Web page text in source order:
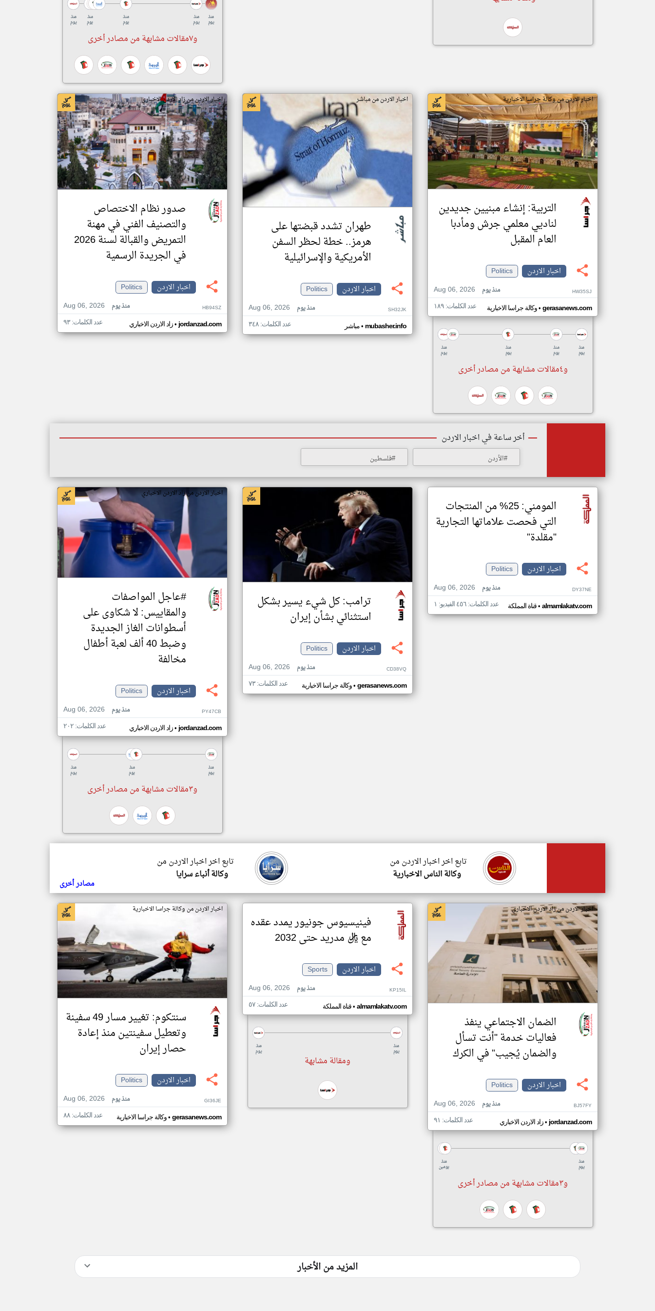
منذ
يوم
منذ
يوم
منذ
يوم
منذ
يوم
منذ
يوم
و٧مقالات مشابهة من مصادر أخرى
اخبار الاردن من وكالة جراسا الاخبارية
التربية: إنشاء مبنيين جديدين
لناديي معلمي جرش ومأدبا
العام المقبل
اخبار الاردن
Politics
Aug 06, 2026
منذ يوم HW35SJ
وكالة جراسا الاخبارية• gerasanews.com عدد الكلمات: ١٨٩
منذ
يوم
منذ
يوم
منذ
يوم
منذ
يوم
و٤مقالات مشابهة من مصادر أخرى
اخبار الاردن من مباشر
طهران تشدد قبضتها على
هرمز.. خطة لحظر السفن
الأمريكية والإسرائيلية
اخبار الاردن
Politics
Aug 06, 2026
منذ يوم SH32JK
مباشر• mubasher.info عدد الكلمات: ٣٤٨
اخبار الاردن من زاد الاردن الاخباري
صدور نظام الاختصاص
والتصنيف الفني في مهنة
التمريض والقبالة لسنة 2026
في الجريدة الرسمية
اخبار الاردن
Politics
Aug 06, 2026
منذ يوم HB94SZ
زاد الاردن الاخباري•jordanzad.com عدد الكلمات: ٩٣
أخر ساعة في اخبار الاردن
#الأردن #فلسطين
المومني: 25% من المنتجات
التي فحصت علاماتها التجارية
"مقلدة"
اخبار الاردن
Politics
Aug 06, 2026
منذ يوم DY37NE
قناة المملكة• almamlakatv.com عدد الكلمات: ٤٥٦ الفيديو: ١
اخبار الاردن من وكالة جراسا الاخبارية
ترامب: كل شيء يسير بشكل
استثنائي بشأن إيران
اخبار الاردن
Politics
Aug 06, 2026
منذ يوم CD38VQ
وكالة جراسا الاخبارية• gerasanews.com عدد الكلمات: ٧٣
اخبار الاردن من زاد الاردن الاخباري
#عاجل المواصفات
والمقاييس: لا شكاوى على
أسطوانات الغاز الجديدة
وضبط 40 ألف لعبة أطفال
مخالفة
اخبار الاردن
Politics
Aug 06, 2026
منذ يوم PY47CB
زاد الاردن الاخباري•jordanzad.com عدد الكلمات: ٢٠٢
منذ
يوم
منذ
يوم
منذ
يوم
و٣مقالات مشابهة من مصادر أخرى
تابع اخر اخبار الاردن من
وكالة أنباء سرايا
تابع اخر اخبار الاردن من
وكالة الناس الاخبارية
مصادر أخرى
اخبار الاردن من زاد الاردن الاخباري
الضمان الاجتماعي ينفذ
فعاليات خدمة "أنت تسأل
والضمان يُجيب" في الكرك
اخبار الاردن
Politics
Aug 06, 2026
منذ يوم BJ57FY
زاد الاردن الاخباري•jordanzad.com عدد الكلمات: ٩١
منذ
يومين
منذ
يوم
و٣مقالات مشابهة من مصادر أخرى
فينيسيوس جونيور يمدد عقده
مع ريال مدريد حتى 2032
اخبار الاردن
Sports
Aug 06, 2026
منذ يوم KP15IL
قناة المملكة• almamlakatv.com عدد الكلمات: ٥٧
منذ
يوم
منذ
يوم
ومقالة مشابهة
اخبار الاردن من وكالة جراسا الاخبارية
سنتكوم: تغيير مسار 49 سفينة
وتعطيل سفينتين منذ إعادة
حصار إيران
اخبار الاردن
Politics
Aug 06, 2026
منذ يوم GI36JE
وكالة جراسا الاخبارية• gerasanews.com عدد الكلمات: ٨٨
المزيد من الأخبار